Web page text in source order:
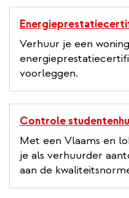
e
x
l
l
i
n
k
Verhuur je een
voorleggen.
Controle
Met een Vlaams en
je als verhuurder
aan de